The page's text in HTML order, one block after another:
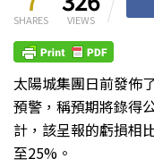
SHARES VIEWS
太陽城集團日前發佈
預警，稱預期將錄得
計，該呈報的虧損相
至25%。